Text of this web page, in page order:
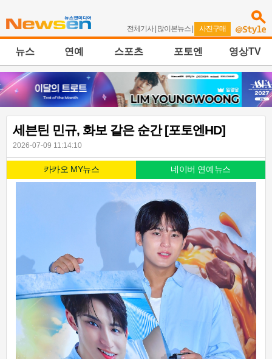
전체기사| 많이본뉴스 | 사진구매
뉴스 연예 스포츠 포토엔 영상TV
세븐틴 민규, 화보 같은 순간 [포토엔HD]
2026-07-09 11:14:10
카카오 MY뉴스 네이버 연예뉴스